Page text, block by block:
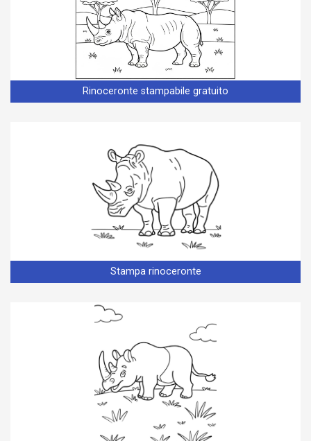
Rinoceronte stampabile gratuito
Stampa rinoceronte